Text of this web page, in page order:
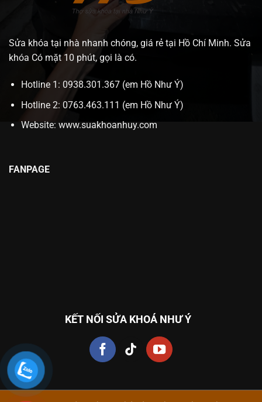
Sửa khóa tại nhà nhanh chóng, giá rẻ tại Hồ Chí Minh. Sửa
khóa Có mặt 10 phút, gọi là có.
Hotline 1: 0938.301.367 (em Hồ Như Ý)
Hotline 2: 0763.463.111 (em Hồ Như Ý)
Website: www.suakhoanhuy.com
FANPAGE
KẾT NỐI SỬA KHOÁ NHƯ Ý